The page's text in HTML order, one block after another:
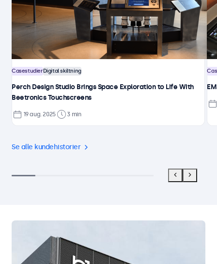
Se alle kundehistorier
CasestudierDigital skiltning
Perch Design Studio Brings Space Exploration to Life With
Beetronics Touchscreens
19 aug. 2025 3 min